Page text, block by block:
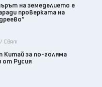
на земеделието е
проверката на
/ Свят
за по-голяма
от Русия